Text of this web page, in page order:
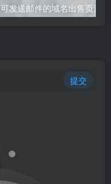
可发送邮件的域名出售页源码
提交